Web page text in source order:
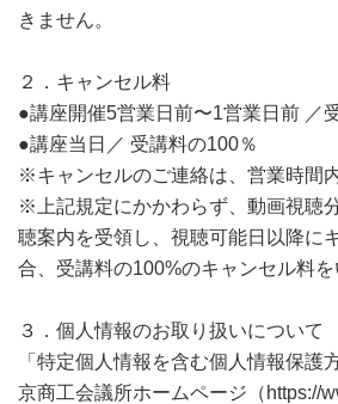
きません。
２．キャンセル料
●講座開催5営業日前〜1営業日前 ／
●講座当日／ 受講料の100％
※キャンセルのご連絡は、営業時間
※上記規定にかかわらず、動画視聴
聴案内を受領し、視聴可能日以降に
合、受講料の100%のキャンセル料を
３．個人情報のお取り扱いについて
「特定個人情報を含む個人情報保護
京商工会議所ホームページ（https://